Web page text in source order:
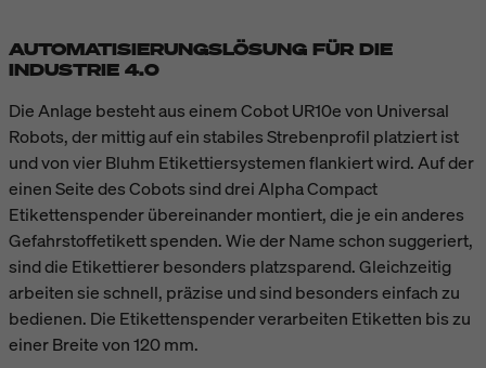
AUTOMATISIERUNGSLÖSUNG FÜR DIE
INDUSTRIE 4.0
Die Anlage besteht aus einem Cobot UR10e von Universal
Robots, der mittig auf ein stabiles Strebenprofil platziert ist
und von vier Bluhm Etikettiersystemen flankiert wird. Auf der
einen Seite des Cobots sind drei Alpha Compact
Etikettenspender übereinander montiert, die je ein anderes
Gefahrstoffetikett spenden. Wie der Name schon suggeriert,
sind die Etikettierer besonders platzsparend. Gleichzeitig
arbeiten sie schnell, präzise und sind besonders einfach zu
bedienen. Die Etikettenspender verarbeiten Etiketten bis zu
einer Breite von 120 mm.